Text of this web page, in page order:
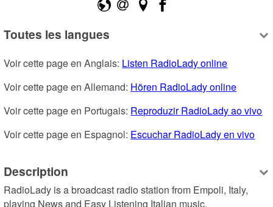
Toutes les langues
Voir cette page en Anglais: Listen RadioLady online
Voir cette page en Allemand: Hören RadioLady online
Voir cette page en Portugais: Reproduzir RadioLady ao vivo
Voir cette page en Espagnol: Escuchar RadioLady en vivo
Description
RadioLady is a broadcast radio station from Empoli, Italy,
playing News and Easy Listening Italian music.